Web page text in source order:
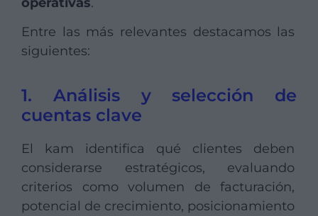
Entre las más relevantes destacamos las
siguientes:
1. Análisis y selección de
cuentas clave
El kam identifica qué clientes deben
considerarse estratégicos, evaluando
criterios como volumen de facturación,
potencial de crecimiento, posicionamiento